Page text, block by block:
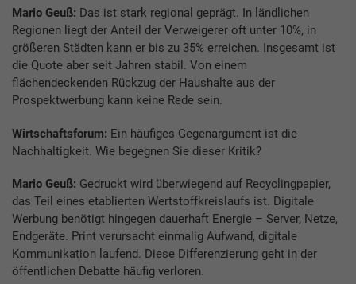
Mario Geuß: Das ist stark regional geprägt. In ländlichen
Regionen liegt der Anteil der Verweigerer oft unter 10%, in
größeren Städten kann er bis zu 35% erreichen. Insgesamt ist
die Quote aber seit Jahren stabil. Von einem
flächendeckenden Rückzug der Haushalte aus der
Prospektwerbung kann keine Rede sein.
Wirtschaftsforum: Ein häufiges Gegenargument ist die
Nachhaltigkeit. Wie begegnen Sie dieser Kritik?
Mario Geuß: Gedruckt wird überwiegend auf Recyclingpapier,
das Teil eines etablierten Wertstoffkreislaufs ist. Digitale
Werbung benötigt hingegen dauerhaft Energie – Server, Netze,
Endgeräte. Print verursacht einmalig Aufwand, digitale
Kommunikation laufend. Diese Differenzierung geht in der
öffentlichen Debatte häufig verloren.